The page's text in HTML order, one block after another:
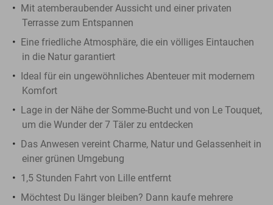
Mit atemberaubender Aussicht und einer privaten
Terrasse zum Entspannen
Eine friedliche Atmosphäre, die ein völliges Eintauchen
in die Natur garantiert
Ideal für ein ungewöhnliches Abenteuer mit modernem
Komfort
Lage in der Nähe der Somme-Bucht und von Le Touquet,
um die Wunder der 7 Täler zu entdecken
Das Anwesen vereint Charme, Natur und Gelassenheit in
einer grünen Umgebung
1,5 Stunden Fahrt von Lille entfernt
Möchtest Du länger bleiben? Dann kaufe mehrere